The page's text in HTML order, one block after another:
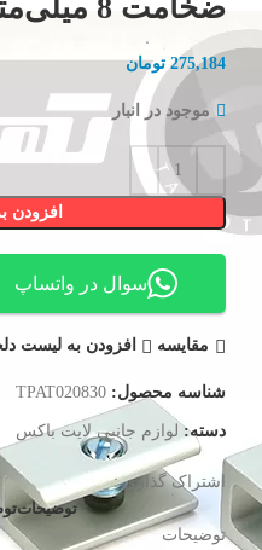
ضخامت 8 میلی‌متر بسته 4 عددی
275,184 تومان
موجود در انبار
افزودن
سوال در واتساپ
مقایسه افزودن به لیست
شناسه محصول: TPAT020830
دسته: لوازم جانبی لایت باکس
اشتراک گذاری :
توضیحات
توضیحات